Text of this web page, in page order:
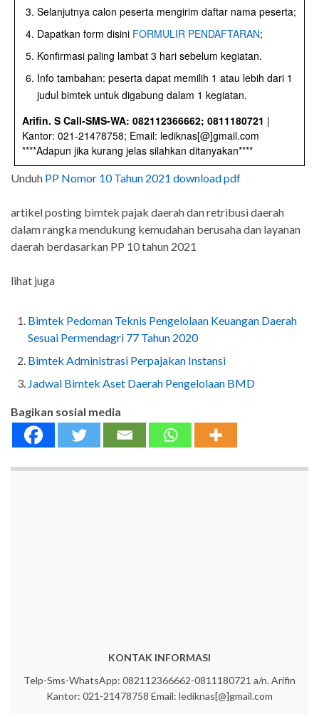
Selanjutnya calon peserta mengirim daftar nama peserta;
Dapatkan form disini FORMULIR PENDAFTARAN;
Konfirmasi paling lambat 3 hari sebelum kegiatan.
Info tambahan: peserta dapat memilih 1 atau lebih dari 1
judul bimtek untuk digabung dalam 1 kegiatan.
Arifin. S Call-SMS-WA: 082112366662; 0811180721 |
Kantor: 021-21478758; Email: lediknas[@]gmail.com
****Adapun jika kurang jelas silahkan ditanyakan****
Unduh PP Nomor 10 Tahun 2021 download pdf
artikel posting bimtek pajak daerah dan retribusi daerah
dalam rangka mendukung kemudahan berusaha dan layanan
daerah berdasarkan PP 10 tahun 2021
lihat juga
Bimtek Pedoman Teknis Pengelolaan Keuangan Daerah
Sesuai Permendagri 77 Tahun 2020
Bimtek Administrasi Perpajakan Instansi
Jadwal Bimtek Aset Daerah Pengelolaan BMD
Bagikan sosial media
KONTAK INFORMASI
Telp-Sms-WhatsApp: 082112366662-0811180721 a/n. Arifin
Kantor: 021-21478758 Email: lediknas[@]gmail.com